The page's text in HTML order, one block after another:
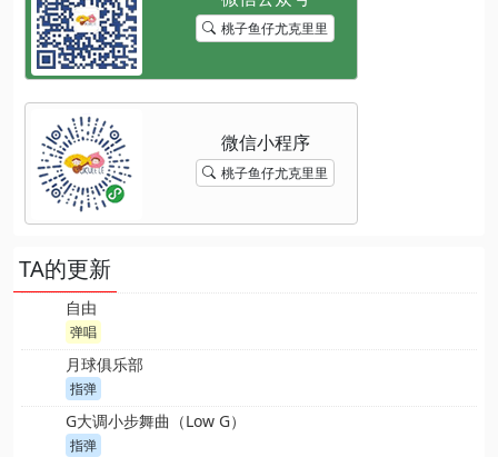
桃子鱼仔尤克里里
桃子鱼仔尤克里里
TA的更新
自由
弹唱
月球俱乐部
指弹
G大调小步舞曲（Low G）
指弹